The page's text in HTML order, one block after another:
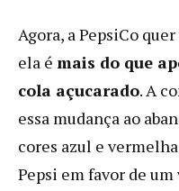
Agora, a PepsiCo
ela é mais do que
cola açucarado. A
essa mudança ao
cores azul e
Pepsi em favor de